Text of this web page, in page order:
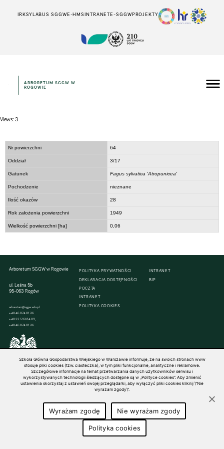
IRKSYLABUS SGGWE-HMSINTRANETE-SGGWPROJEKTY
ARBORETUM SGGW W
ROGOWIE
Views: 3
Nr powierzchni 64
Oddział 3/17
Gatunek Fagus sylvatica 'Atropunicea'
Pochodzenie nieznane
Ilość okazów 28
Rok założenia powierzchni 1949
Wielkość powierzchni [ha] 0,06
Arboretum SGGW w Rogowie
ul. Leśna 5b
95-063 Rogów
arboretum@sggw.edu.pl
+48 46 874 81 36
+48 22 593 84 89,
+48 46 874 81 36
POLITYKA PRYWATNOŚCI
DEKLARACJA DOSTĘPNOŚCI
POCZTA
INTRANET
POLITYKA COOKIES
INTRANET
BIP
© 1816–2026 SGGW — ALL RIGHTS RESERVED
Szkoła Główna Gospodarstwa Wiejskiego w Warszawie informuje, że na swoich stronach www
stosuje pliki cookies (tzw. ciasteczka), w tym pliki funkcjonalne, analityczne i reklamowe.
Szczegółowe informacje na temat przetwarzania danych użytkowników serwisu i
wykorzystywanych technologii śledzących dostępne są w „Polityce cookies”. Aby zmienić
ustawienia skorzystaj z ustawień swojej przeglądarki, aby wyłączyć pliki cookies kliknij \"Nie
wyrażam zgody\".
Wyrażam zgodę Nie wyrażam zgody
Polityka cookies